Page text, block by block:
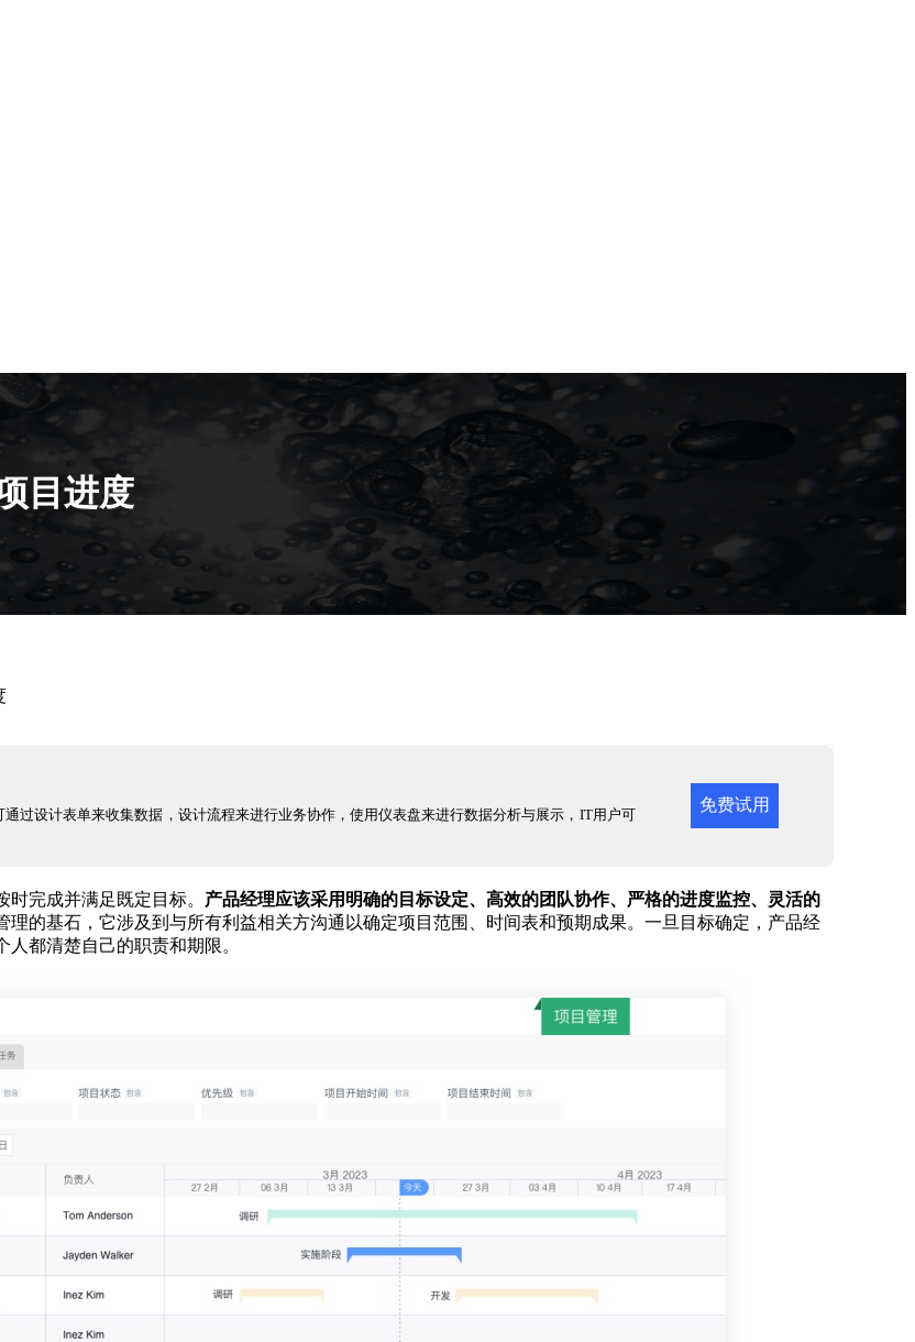
目进度
过设计表单来收集数据，设计流程来进行业务协作，使用仪表盘来进行数据分析与展示，IT用户可
免费试用
完成并满足既定目标。 产品经理应该采用明确的目标设定、高效的团队协作、严格的进度监控、灵活的
理的基石，它涉及到与所有利益相关方沟通以确定项目范围、时间表和预期成果。一旦目标确定，产品经
都清楚自己的职责和期限。